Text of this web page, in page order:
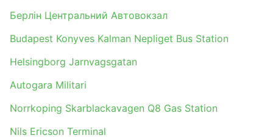
Берлін Центральний Автовокзал
Budapest Konyves Kalman Nepliget Bus Station
Helsingborg Jarnvagsgatan
Autogara Militari
Norrkoping Skarblackavagen Q8 Gas Station
Nils Ericson Terminal